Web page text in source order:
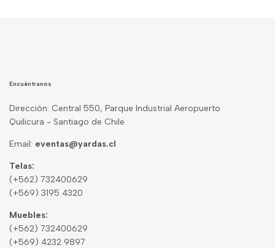
Encuéntranos
Dirección: Central 550, Parque Industrial Aeropuerto
Quilicura - Santiago de Chile
Email: eventas@yardas.cl
Telas:
(+562) 732400629
(+569) 3195 4320
Muebles:
(+562) 732400629
(+569) 4232 9897